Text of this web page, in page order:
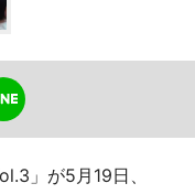
」が5月19日、